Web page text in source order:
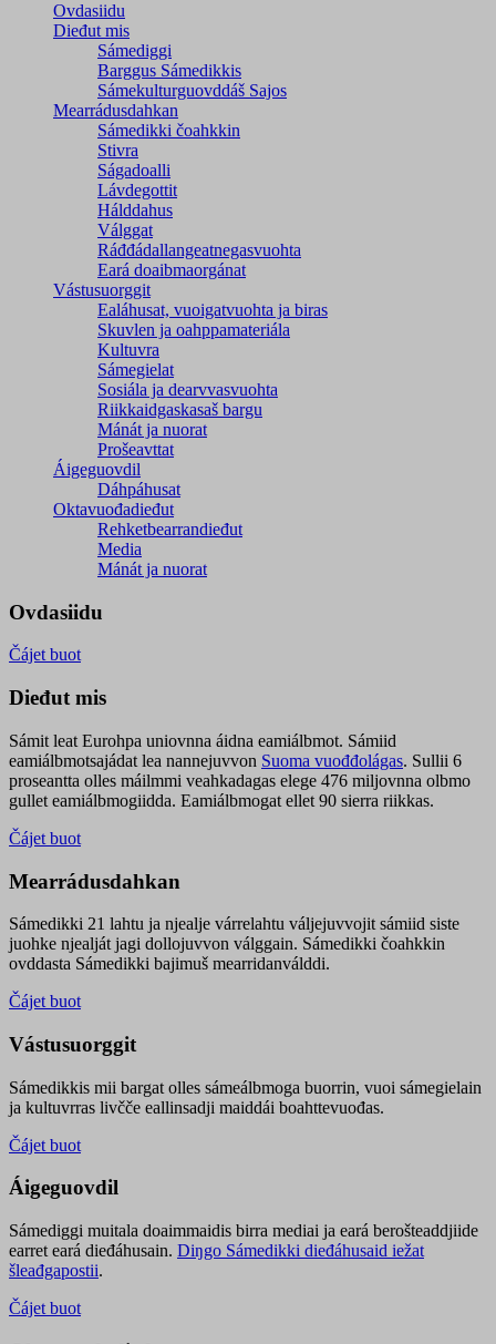
Ovdasiidu
Dieđut mis
Sámediggi
Barggus Sámedikkis
Sámekulturguovddáš Sajos
Mearrádusdahkan
Sámedikki čoahkkin
Stivra
Ságadoalli
Lávdegottit
Hálddahus
Válggat
Ráđđádallangeatnegas­vuohta
Eará doaibmaorgánat
Vástusuorggit
Ealáhusat, vuoigatvuohta ja biras
Skuvlen ja oahppamateriála
Kultuvra
Sámegielat
Sosiála ja dearvvasvuohta
Riikkaidgaskasaš bargu
Mánát ja nuorat
Prošeavttat
Áigeguovdil
Dáhpáhusat
Oktavuođadieđut
Rehketbearrandieđut
Media
Mánát ja nuorat
Ovdasiidu
Čájet buot
Dieđut mis
Sámit leat Eurohpa uniovnna áidna eamiálbmot. Sámiid
eamiálbmotsajádat lea nannejuvvon Suoma vuođđolágas. Sullii 6
proseantta olles máilmmi veahkadagas elege 476 miljovnna olbmo
gullet eamiálbmogiidda. Eamiálbmogat ellet 90 sierra riikkas.
Čájet buot
Mearrádusdahkan
Sámedikki 21 lahtu ja njealje várrelahtu váljejuvvojit sámiid siste
juohke njealját jagi dollojuvvon válggain. Sámedikki čoahkkin
ovddasta Sámedikki bajimuš mearridanválddi.
Čájet buot
Vástusuorggit
Sámedikkis mii bargat olles sámeálbmoga buorrin, vuoi sámegielain
ja kultuvrras livčče eallinsadji maiddái boahttevuođas.
Čájet buot
Áigeguovdil
Sámediggi muitala doaimmaidis birra mediai ja eará berošteaddjiide
earret eará dieđáhusain. Diŋgo Sámedikki dieđáhusaid iežat
šleađgapostii.
Čájet buot